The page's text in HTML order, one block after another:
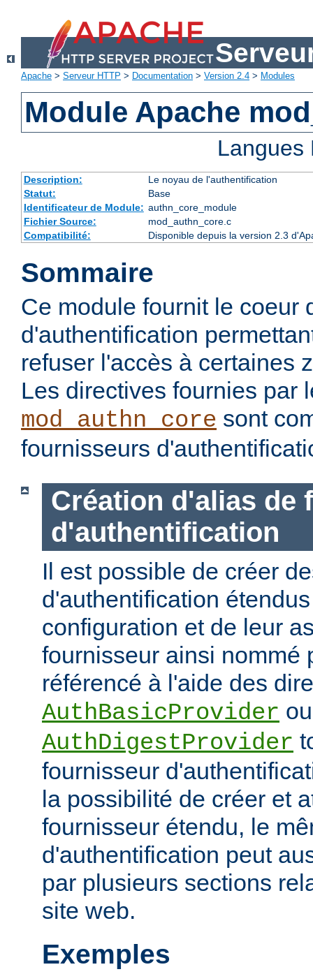
Apache > Serveur HTTP > Documentation > Version 2.4 > Modules
Module Apache
Description:
Le noyau de l'authentification
Statut:
Base
Identificateur de Module: authn_core_module
Fichier Source:
mod_authn_core.c
Compatibilité:
Disponible depuis la version 2.3
Sommaire
Ce module fournit le coeur
d'authentification
refuser l'accès à certaines
Les directives fournies par
mod_authn_core sont
fournisseurs
Création d'alias de
d'authentification
Il est possible de créer
d'authentification
configuration et de leur
fournisseur ainsi nommé
référencé à l'aide des
AuthBasicProvider ou
AuthDigestProvider
fournisseur
la possibilité de créer et
fournisseur étendu, le
d'authentification peut
par plusieurs sections
site web.
Exemples